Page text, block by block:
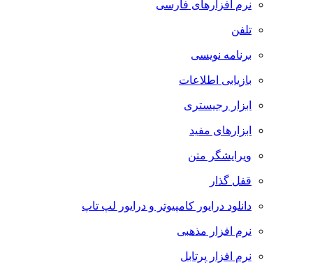
نرم افزارهای فارسی
تلفن
برنامه نویسی
بازیابی اطلاعات
ابزار رجیستری
ابزارهای مفید
ویرایشگر متن
قفل گذار
دانلود درایور کامپیوتر و درایور لپ تاپ
نرم افزار مذهبی
نرم افزار پرتابل